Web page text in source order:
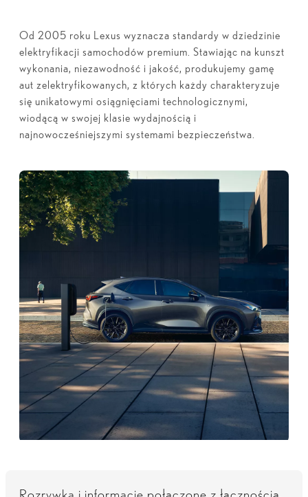
Od 2005 roku Lexus wyznacza standardy w dziedzinie
elektryfikacji samochodów premium. Stawiając na kunszt
wykonania, niezawodność i jakość, produkujemy gamę
aut zelektryfikowanych, z których każdy charakteryzuje
się unikatowymi osiągnięciami technologicznymi,
wiodącą w swojej klasie wydajnością i
najnowocześniejszymi systemami bezpieczeństwa.